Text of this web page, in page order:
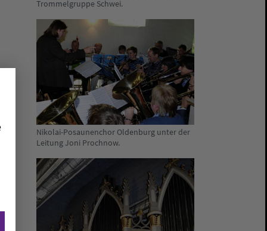
Trommelgruppe Schwei.
Nikolai-Posaunenchor Oldenburg unter der
Leitung Joni Prochnow.